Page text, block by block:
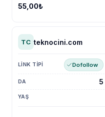
55,00₺
TC teknocini.com
Dofollow
5